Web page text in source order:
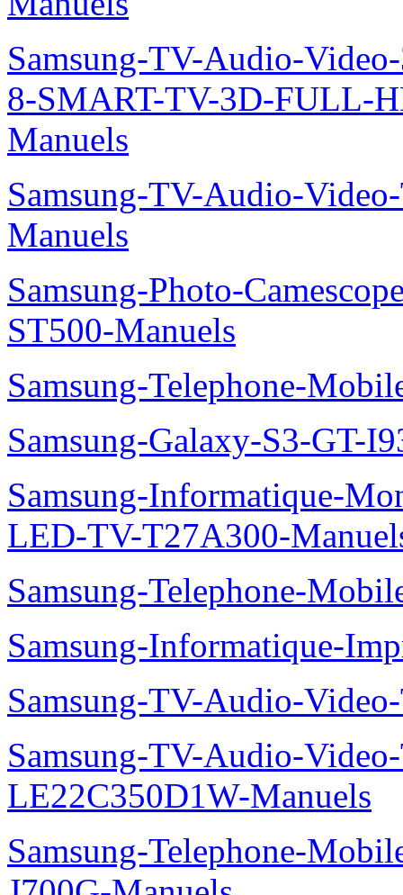
Samsung-TV-Audio-
8-SMART-TV-3D-FULL-
Manuels
Samsung-TV-Audio-
Manuels
Samsung-Photo-
ST500-Manuels
Samsung-Telephone-
Samsung-Galaxy-S3-GT-
Samsung-Informatique-
LED-TV-T27A300-
Samsung-Telephone-
Samsung-Informatique-
Samsung-TV-Audio-
Samsung-TV-Audio-
LE22C350D1W-Manuels
Samsung-Telephone-